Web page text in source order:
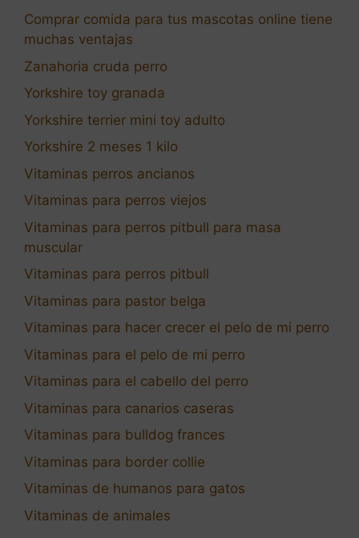
Comprar comida para tus mascotas online tiene
muchas ventajas
Zanahoria cruda perro
Yorkshire toy granada
Yorkshire terrier mini toy adulto
Yorkshire 2 meses 1 kilo
Vitaminas perros ancianos
Vitaminas para perros viejos
Vitaminas para perros pitbull para masa
muscular
Vitaminas para perros pitbull
Vitaminas para pastor belga
Vitaminas para hacer crecer el pelo de mi perro
Vitaminas para el pelo de mi perro
Vitaminas para el cabello del perro
Vitaminas para canarios caseras
Vitaminas para bulldog frances
Vitaminas para border collie
Vitaminas de humanos para gatos
Vitaminas de animales